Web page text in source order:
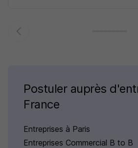
Postuler auprès
France
Entreprises à Paris
Entreprises Commercial B to B